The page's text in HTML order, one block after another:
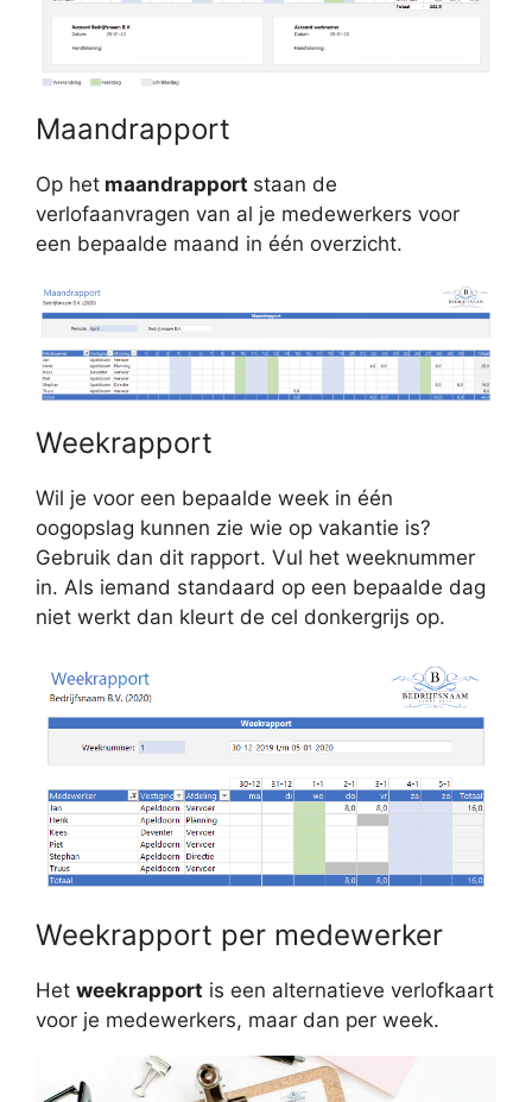
Maandrapport
Op het maandrapport staan de
verlofaanvragen van al je medewerkers voor
een bepaalde maand in één overzicht.
Weekrapport
Wil je voor een bepaalde week in één
oogopslag kunnen zie wie op vakantie is?
Gebruik dan dit rapport. Vul het weeknummer
in. Als iemand standaard op een bepaalde dag
niet werkt dan kleurt de cel donkergrijs op.
Weekrapport per medewerker
Het weekrapport is een alternatieve verlofkaart
voor je medewerkers, maar dan per week.